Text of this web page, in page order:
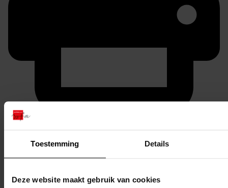
Toestemming Details
Deze website maakt gebruik van cookies
Printen